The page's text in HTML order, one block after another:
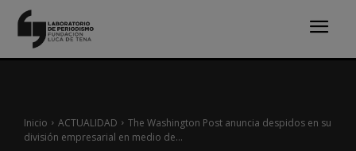
Inicio ACTUALIDAD
The Washington Post anuncia despidos en su
división empresarial en medio de...